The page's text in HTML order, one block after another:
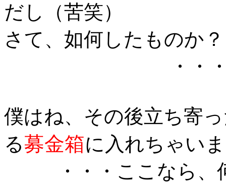
だし（苦笑）
さて、如何したものか？
・・
僕はね、その後立ち寄
る募金箱に入れちゃい
・・・ここなら